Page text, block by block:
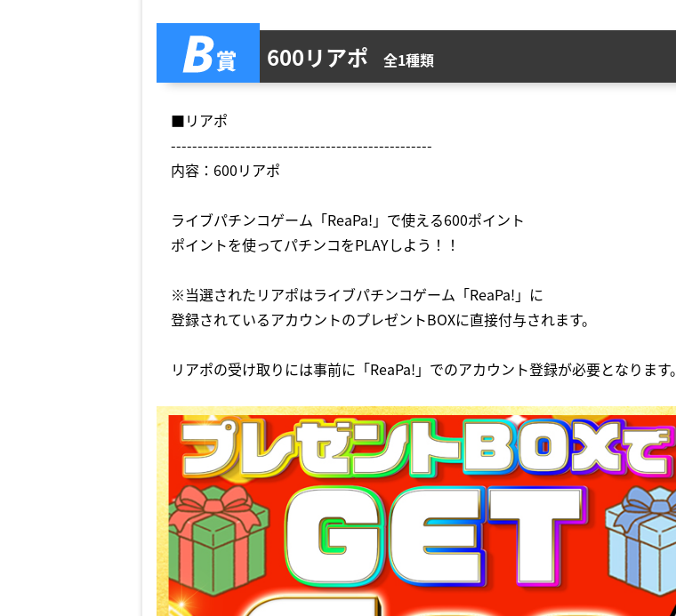
600リアポ 全1種類
■リアポ
-------------------------------------------------
内容：600リアポ
ライブパチンコゲーム「ReaPa!」で使える600ポイント
ポイントを使ってパチンコをPLAYしよう！！
※当選されたリアポはライブパチンコゲーム「ReaPa!」に
登録されているアカウントのプレゼントBOXに直接付与されます。
リアポの受け取りには事前に「ReaPa!」でのアカウント登録が必要となります。